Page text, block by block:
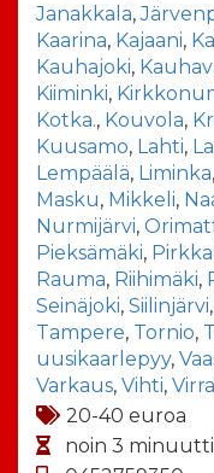
Janakkala,
Kaarina, Kajaani,
Kauhajoki,
Kiiminki,
Kotka., Kouvola,
Kuusamo, Lahti,
Lempäälä, Liminka,
Masku, Mikkeli,
Nurmijärvi,
Pieksämäki,
Rauma, Riihimäki,
Seinäjoki, Siilinjärvi,
Tampere, Tornio,
uusikaarlepyy,
Varkaus, Vihti,
20-40 euroa
noin 3